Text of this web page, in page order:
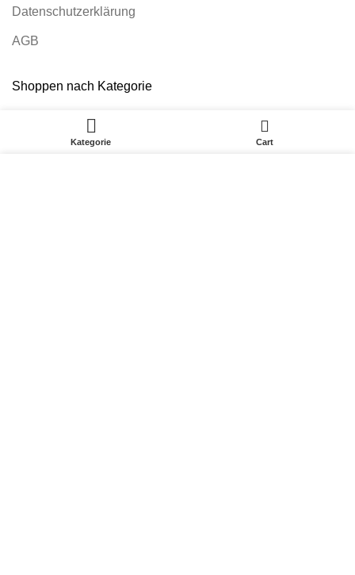
Datenschutzerklärung
AGB
Shoppen nach Kategorie
WOHNZIMMER
ESSZIMMERKategorie Cart